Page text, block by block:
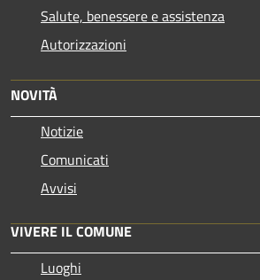
Salute, benessere e assistenza
Autorizzazioni
NOVITÀ
Notizie
Comunicati
Avvisi
VIVERE IL COMUNE
Luoghi